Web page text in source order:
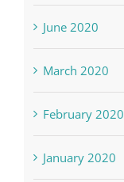
June 2020
March 2020
February 2020
January 2020